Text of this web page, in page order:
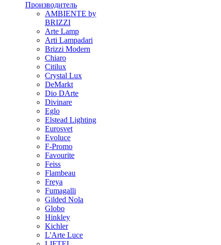
Производитель
AMBIENTE by
BRIZZI
Arte Lamp
Arti Lampadari
Brizzi Modern
Chiaro
Citilux
Crystal Lux
DeMarkt
Dio DArte
Divinare
Eglo
Elstead Lighting
Eurosvet
Evoluce
F-Promo
Favourite
Feiss
Flambeau
Freya
Fumagalli
Gilded Nola
Globo
Hinkley
Kichler
L'Arte Luce